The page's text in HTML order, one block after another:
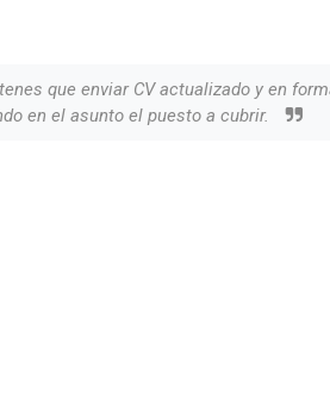
que enviar CV actualizado y en
en el asunto el puesto a cubrir.